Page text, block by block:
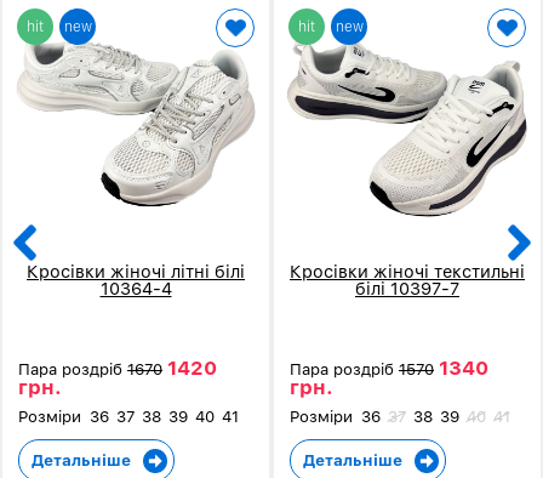
Кросівки жіночі літні білі
10364-4
Пара роздріб 1670 1420
грн.
Розміри 36 37 38 39 40 41
Детальніше
hit new
Кросівки жіночі текстильні
білі 10397-7
Пара роздріб 1570 1340
грн.
Розміри 36 37 38 39 40 41
Детальніше
hit new